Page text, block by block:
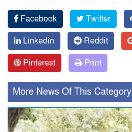
Facebook Twitter
Linkedin
Reddit
Pinterest
Print
More News Of This Category